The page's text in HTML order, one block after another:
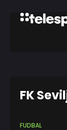
FK
FUDBAL